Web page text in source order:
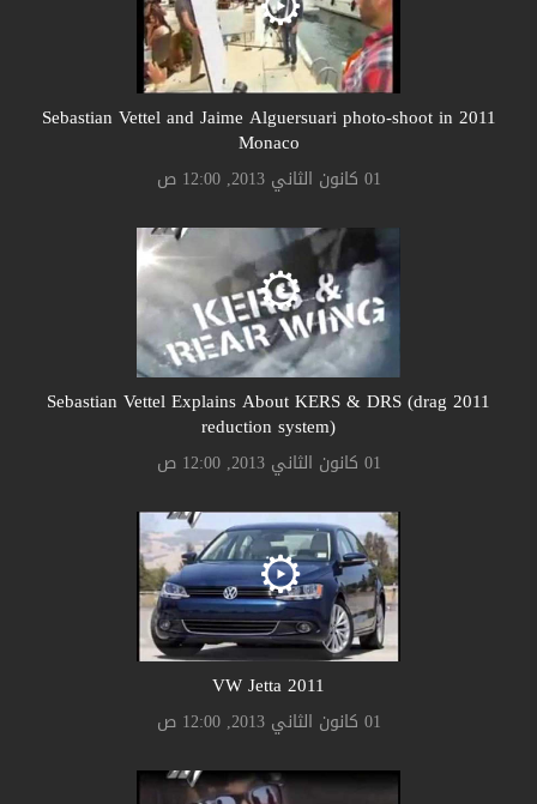
2011 Sebastian Vettel and Jaime Alguersuari photo-shoot in
Monaco
01 كانون الثاني 2013, 12:00 ص
2011 Sebastian Vettel Explains About KERS & DRS (drag
reduction system)
01 كانون الثاني 2013, 12:00 ص
2011 VW Jetta
01 كانون الثاني 2013, 12:00 ص